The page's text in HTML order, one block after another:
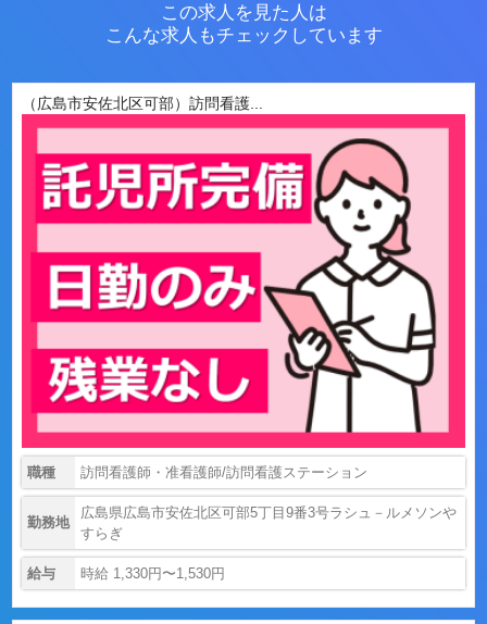
この求人を見た人は
こんな求人もチェックしています
（広島市安佐北区可部）訪問看護...
職種 訪問看護師・准看護師/訪問看護ステーション
勤務地
広島県広島市安佐北区可部5丁目9番3号ラシュ－ルメソンや
すらぎ
給与 時給 1,330円〜1,530円